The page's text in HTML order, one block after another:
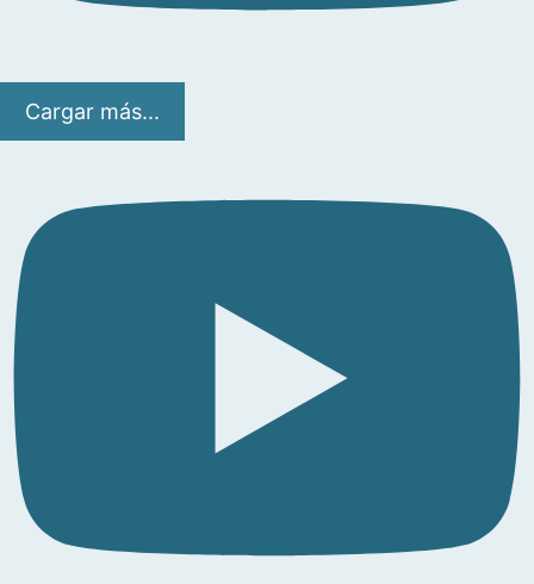
Cargar más...